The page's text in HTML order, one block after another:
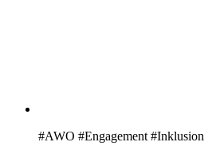
#AWO #Engagement #Inklusion